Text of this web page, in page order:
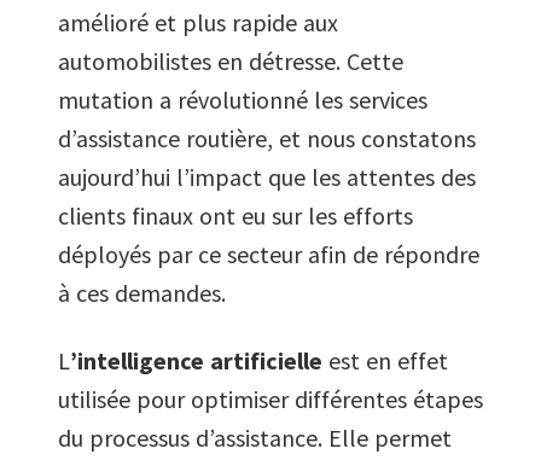
amélioré et plus rapide aux
automobilistes en détresse. Cette
mutation a révolutionné les services
d’assistance routière, et nous constatons
aujourd’hui l’impact que les attentes des
clients finaux ont eu sur les efforts
déployés par ce secteur afin de répondre
à ces demandes.
L’intelligence artificielle est en effet
utilisée pour optimiser différentes étapes
du processus d’assistance. Elle permet